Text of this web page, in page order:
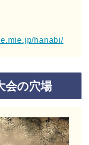
hanabi/
会の穴場